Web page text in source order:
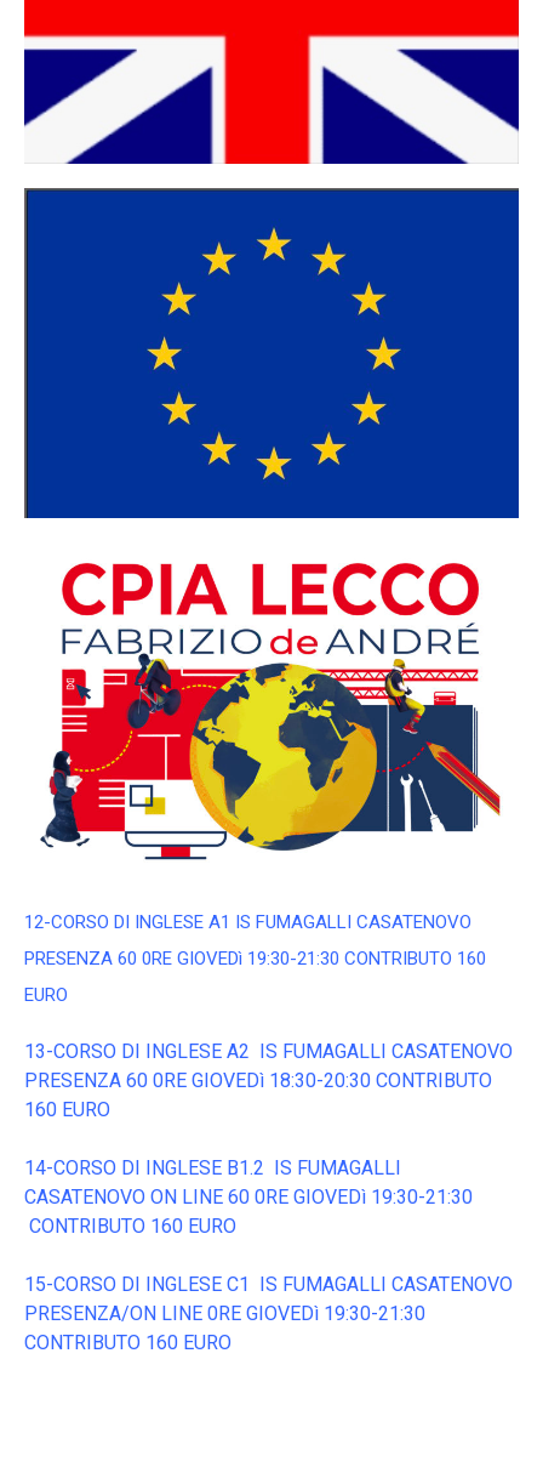
12-CORSO DI INGLESE A1 IS FUMAGALLI CASATENOVO
PRESENZA 60 0RE GIOVEDì 19:30-21:30 CONTRIBUTO 160
EURO
13-CORSO DI INGLESE A2 IS FUMAGALLI CASATENOVO
PRESENZA 60 0RE GIOVEDì 18:30-20:30 CONTRIBUTO
160 EURO
14-CORSO DI INGLESE B1.2 IS FUMAGALLI
CASATENOVO ON LINE 60 0RE GIOVEDì 19:30-21:30
CONTRIBUTO 160 EURO
15-CORSO DI INGLESE C1 IS FUMAGALLI CASATENOVO
PRESENZA/ON LINE 0RE GIOVEDì 19:30-21:30
CONTRIBUTO 160 EURO